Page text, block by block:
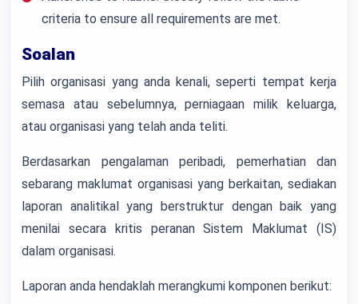
criteria to ensure all requirements are met.
Soalan
Pilih organisasi yang anda kenali, seperti tempat kerja
semasa atau sebelumnya, perniagaan milik keluarga,
atau organisasi yang telah anda teliti.
Berdasarkan pengalaman peribadi, pemerhatian dan
sebarang maklumat organisasi yang berkaitan, sediakan
laporan analitikal yang berstruktur dengan baik yang
menilai secara kritis peranan Sistem Maklumat (IS)
dalam organisasi.
Laporan anda hendaklah merangkumi komponen berikut: